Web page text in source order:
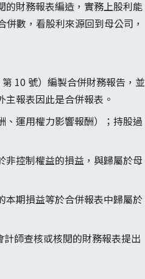
的財務報表編造，實務上股利能
數，看股利來源回到母公司，
10 號）編製合併財務報告，並
報表因此是合併報表。
、運用權力影響報酬）；持股過
控制權益的損益，與歸屬於母
本期損益等於合併報表中歸屬於
師查核或核閱的財務報表提出